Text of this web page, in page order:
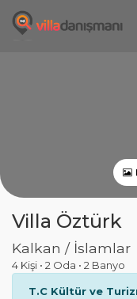
Villa Öztürk
Kalkan / İslamlar
4 Kişi • 2 Oda • 2 Banyo
T.C Kültür ve